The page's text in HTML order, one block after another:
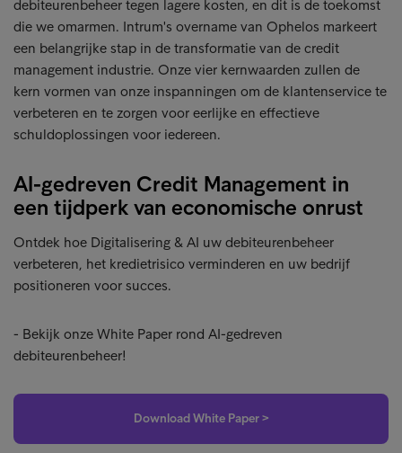
debiteurenbeheer tegen lagere kosten, en dit is de toekomst
die we omarmen. Intrum's overname van Ophelos markeert
een belangrijke stap in de transformatie van de credit
management industrie. Onze vier kernwaarden zullen de
kern vormen van onze inspanningen om de klantenservice te
verbeteren en te zorgen voor eerlijke en effectieve
schuldoplossingen voor iedereen.
AI-gedreven Credit Management in
een tijdperk van economische onrust
Ontdek hoe Digitalisering & AI uw debiteurenbeheer
verbeteren, het kredietrisico verminderen en uw bedrijf
positioneren voor succes.
- Bekijk onze White Paper rond AI-gedreven
debiteurenbeheer!
Download White Paper >